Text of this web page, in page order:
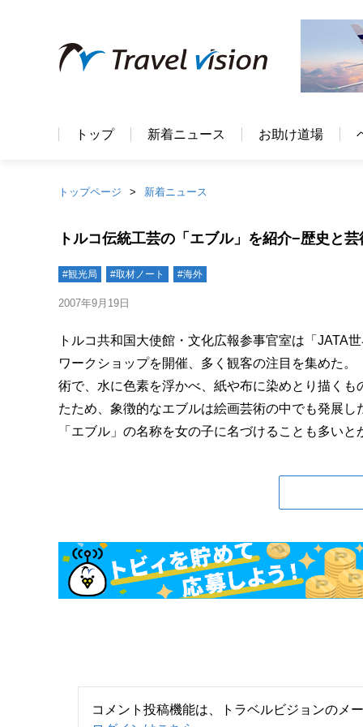
トップ 新着ニュース お助け道場
トップページ 新着ニュース
トルコ伝統工芸の「エブル」を紹介−歴史と
#観光局 #取材ノート #海外
2007年9月19日
トルコ共和国大使館・文化広報参事官室は「JATA
ワークショップを開催、多く観客の注目を集めた
術で、水に色素を浮かべ、紙や布に染めとり描く
たため、象徴的なエブルは絵画芸術の中でも発展
「エブル」の名称を女の子に名づけることも多い
コメント投稿機能は、トラベルビジョンのメ